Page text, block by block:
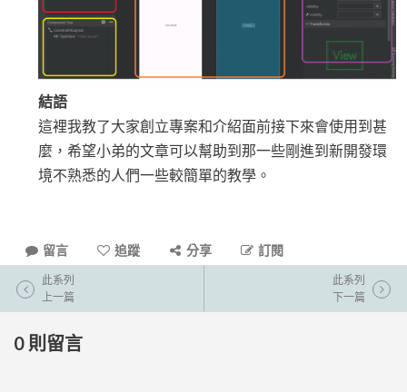
結語
這裡我教了大家創立專案和介紹面前接下來會使用到甚
麼，希望小弟的文章可以幫助到那一些剛進到新開發環
境不熟悉的人們一些較簡單的教學。
留言 追蹤 分享 訂閱
此系列
上一篇
此系列
下一篇
0 則留言